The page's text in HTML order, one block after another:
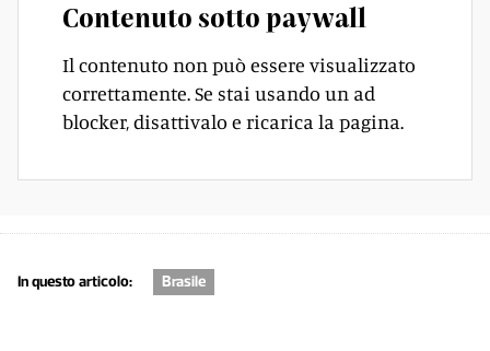
Contenuto sotto paywall
Il contenuto non può essere visualizzato
correttamente. Se stai usando un ad
blocker, disattivalo e ricarica la pagina.
In questo articolo: Brasile